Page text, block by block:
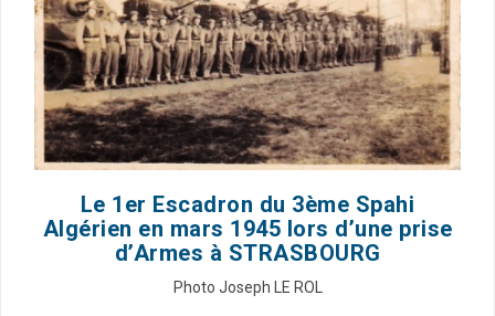
Le 1er Escadron du 3ème Spahi
Algérien en mars 1945 lors d’une prise
d’Armes à STRASBOURG
Photo Joseph LE ROL